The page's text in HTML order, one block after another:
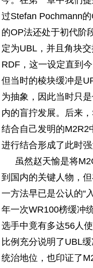
过Stefan Pochmann
的OP法还处于初代阶
定为UBL，并且角块
RDF，这一设定直到
但当时的棱块缓冲是
为抽象，因此当时只
内的盲拧发展。后来
结合自己发明的M2R2
进行结合形成了此时强
虽然赵天愉是将
到国内的关键人物，
一方法早已是公认的“
年一次WR100榜缓冲
选手中竟有多达56人
比例充分说明了UBL
统治地位，也印证了